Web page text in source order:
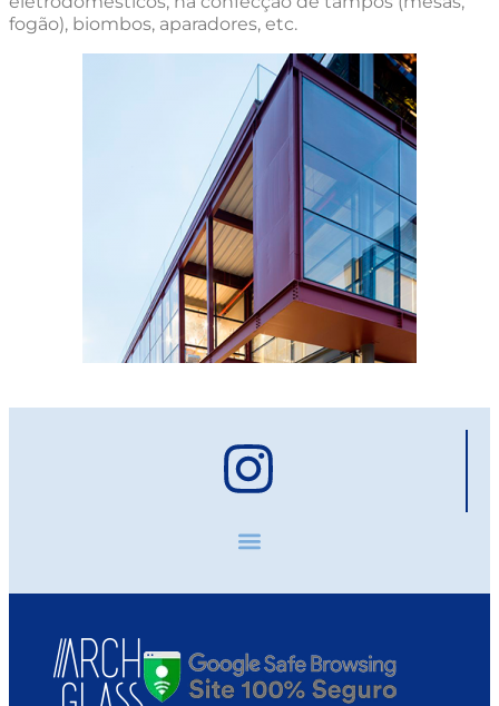
fogão), biombos, aparadores, etc.